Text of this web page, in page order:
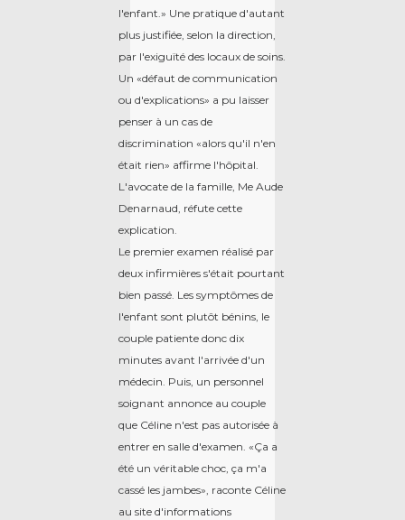
l'enfant.» Une pratique d'autant
plus justifiée, selon la direction,
par l'exiguïté des locaux de soins.
Un «défaut de communication
ou d'explications» a pu laisser
penser à un cas de
discrimination «alors qu'il n'en
était rien» affirme l'hôpital.
L'avocate de la famille, Me Aude
Denarnaud, réfute cette
explication.
Le premier examen réalisé par
deux infirmières s'était pourtant
bien passé. Les symptômes de
l'enfant sont plutôt bénins, le
couple patiente donc dix
minutes avant l'arrivée d'un
médecin. Puis, un personnel
soignant annonce au couple
que Céline n'est pas autorisée à
entrer en salle d'examen. «Ça a
été un véritable choc, ça m'a
cassé les jambes», raconte Céline
au site d'informations